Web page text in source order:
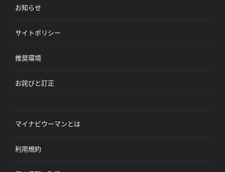
お知らせ
サイトポリシー
推奨環境
お詫びと訂正
マイナビウーマンとは
利用規約